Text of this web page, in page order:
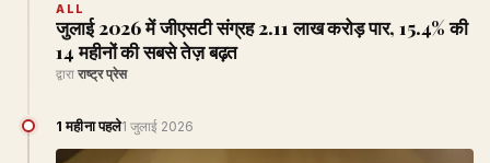
ALL
जुलाई 2026 में जीएसटी संग्रह ₹2.11 लाख करोड़ पार, 15.4% की
14 महीनों की सबसे तेज़ बढ़त
द्वारा राष्ट्र प्रेस
1 महीना पहले1 जुलाई 2026